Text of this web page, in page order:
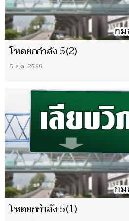
โหดยกกำลัง 5(2)
5 ส.ค. 2569
โหดยกกำลัง 5(1)